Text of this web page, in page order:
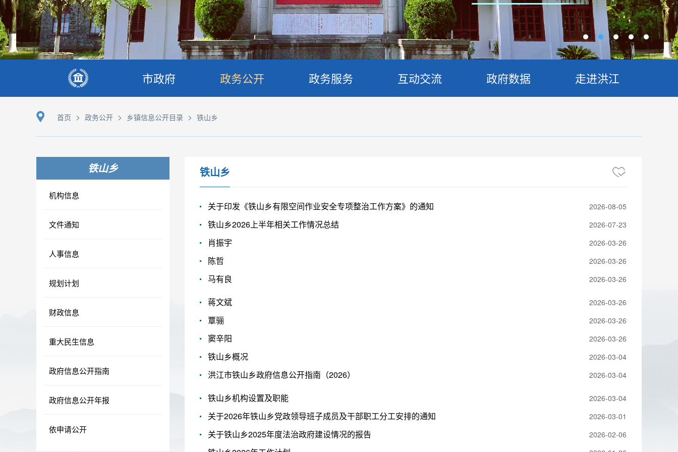
市政府 政务公开 政务服务 互动交流 政府数据 走进洪江
首页 > 政务公开 > 乡镇信息公开目录 > 铁山乡
铁山乡
机构信息
文件通知
人事信息
规划计划
财政信息
重大民生信息
政府信息公开指南
政府信息公开年报
依申请公开
铁山乡
关于印发《铁山乡有限空间作业安全专项整治工作方案》的通知 2026-08-05
铁山乡2026上半年相关工作情况总结 2026-07-23
肖振宇 2026-03-26
陈哲 2026-03-26
马有良 2026-03-26
蒋文斌 2026-03-26
覃骊 2026-03-26
窦辛阳 2026-03-26
铁山乡概况 2026-03-04
洪江市铁山乡政府信息公开指南（2026） 2026-03-04
铁山乡机构设置及职能 2026-03-04
关于2026年铁山乡党政领导班子成员及干部职工分工安排的通知 2026-03-01
关于铁山乡2025年度法治政府建设情况的报告 2026-02-06